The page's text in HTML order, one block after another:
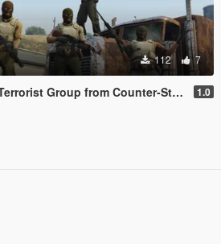
112 7
Global Offensive (Shattered Web + Broken Fang skins included) 1.0